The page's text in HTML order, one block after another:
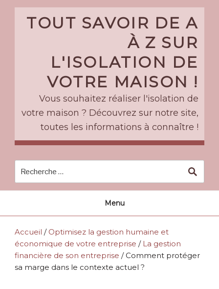
Skip
TOUT SAVOIR DE A
À Z SUR
L'ISOLATION DE
VOTRE MAISON !
Vous souhaitez réaliser l'isolation de
votre maison ? Découvrez sur notre site,
toutes les informations à connaître !
Menu
Accueil / Optimisez la gestion humaine et
économique de votre entreprise / La gestion
financière de son entreprise / Comment protéger
sa marge dans le contexte actuel ?